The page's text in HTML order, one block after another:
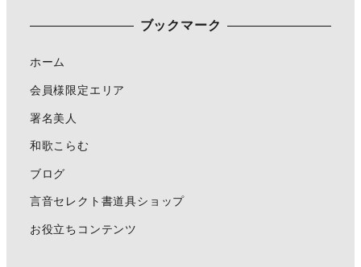
ブックマーク
ホーム
会員様限定エリア
署名美人
和歌こらむ
ブログ
言音セレクト書道具ショップ
お役立ちコンテンツ